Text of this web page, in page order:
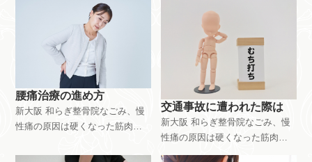
「緩消法」登録施術者｜腰痛、
椎間板ヘルニア、脊柱管狭窄、
繊維筋痛症、坐骨神経痛。どこ
の病院や施術院に行ってもどん
な施術をしても治らなかった
方。体の半分か筋肉です。こち
らに来てください。新大阪駅近
く、大阪市東淀川区東中島。又
は、富田林市 和らぎ整骨院で
「緩消法」登録施術者｜腰痛、
椎間板ヘルニア、脊柱管狭窄、
繊維筋痛症、坐骨神経痛。どこ
の病院や施術院に行ってもどん
な施術をしても治らなかった
方。体の半分か筋肉です。こち
らに来てください。新大阪駅近
く、大阪市東淀川区東中島。又
は、富田林市 和らぎ整骨院で
腰痛治療の進め方
新大阪 和らぎ整骨院なごみ、慢
性痛の原因は硬くなった筋肉。
「緩消法」登録施術者｜腰痛、
交通事故に遭われた際は
新大阪 和らぎ整骨院なごみ、慢
性痛の原因は硬くなった筋肉。